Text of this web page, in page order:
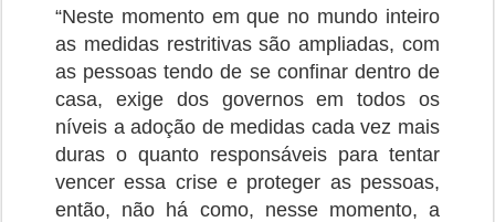
“Neste momento em que no mundo inteiro
as medidas restritivas são ampliadas, com
as pessoas tendo de se confinar dentro de
casa, exige dos governos em todos os
níveis a adoção de medidas cada vez mais
duras o quanto responsáveis para tentar
vencer essa crise e proteger as pessoas,
então, não há como, nesse momento, a